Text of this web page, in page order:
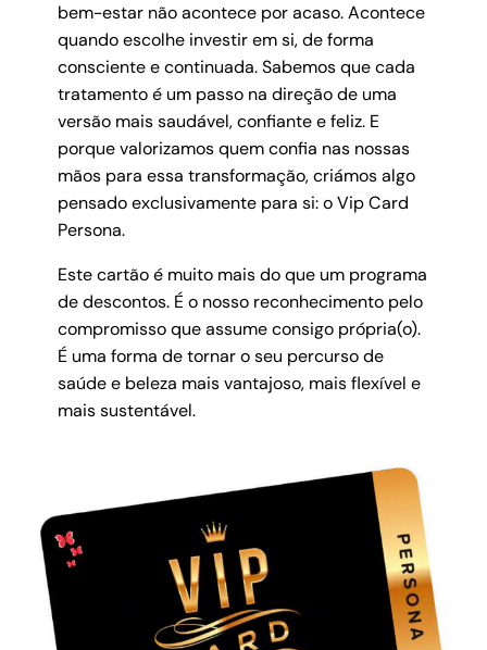
bem-estar não acontece por acaso. Acontece
quando escolhe investir em si, de forma
consciente e continuada. Sabemos que cada
tratamento é um passo na direção de uma
versão mais saudável, confiante e feliz. E
porque valorizamos quem confia nas nossas
mãos para essa transformação, criámos algo
pensado exclusivamente para si: o Vip Card
Persona.
Este cartão é muito mais do que um programa
de descontos. É o nosso reconhecimento pelo
compromisso que assume consigo própria(o).
É uma forma de tornar o seu percurso de
saúde e beleza mais vantajoso, mais flexível e
mais sustentável.